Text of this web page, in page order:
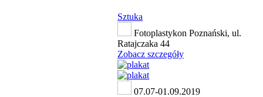
Sztuka
Fotoplastykon Poznański, ul.
Ratajczaka 44
Zobacz szczegóły
07.07-01.09.2019